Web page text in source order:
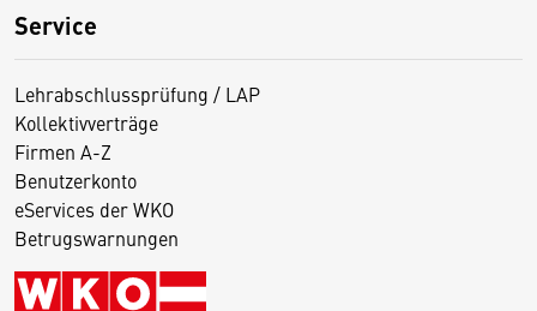
Service
Lehrabschlussprüfung / LAP
Kollektivverträge
Firmen A-Z
Benutzerkonto
eServices der WKO
Betrugswarnungen